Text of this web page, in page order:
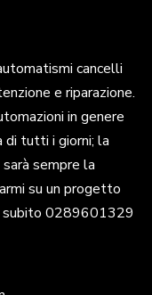
cancelli
e riparazione.
in genere
di tutti i giorni; la
sempre la
su un progetto
subito 0289601329